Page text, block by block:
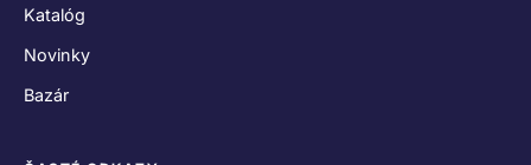
Katalóg
Novinky
Bazár